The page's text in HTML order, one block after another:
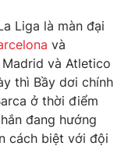
số 483/GP-BTTTT
Liga là màn đại
và
Madrid và Atletico
thì Bầy dơi chính
ở thời điểm
đang hướng
cách biệt với đội